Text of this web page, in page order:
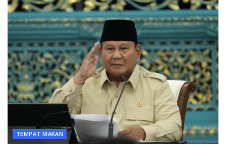
TEMPAT MAKAN